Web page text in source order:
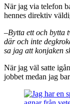
När jag via telefon
hennes direktiv
–Bytta ett och bytta
där och inte
sa jag att konjaken
När jag väl satte
jobbet medan jag